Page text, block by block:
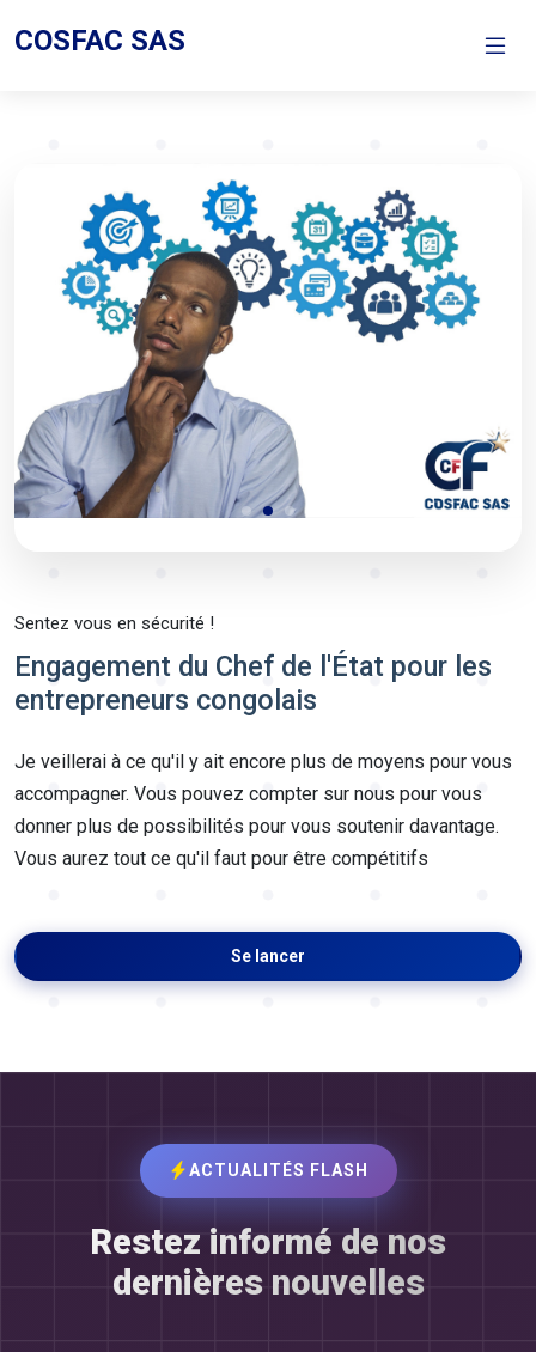
COSFAC SAS
Sentez vous en sécurité !
Engagement du Chef de l'État pour les
entrepreneurs congolais
Je veillerai à ce qu'il y ait encore plus de moyens pour vous
accompagner. Vous pouvez compter sur nous pour vous
donner plus de possibilités pour vous soutenir davantage.
Vous aurez tout ce qu'il faut pour être compétitifs
Se lancer
ACTUALITÉS FLASH
Restez informé de nos
dernières nouvelles